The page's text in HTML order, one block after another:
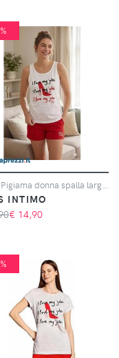
INTIMO
€ 14,90